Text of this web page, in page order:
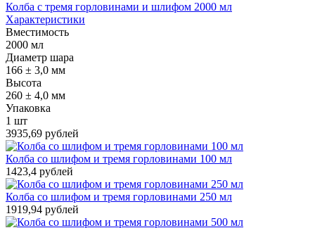
Колба с тремя горловинами и шлифом 2000 мл
Характеристики
Вместимость
2000 мл
Диаметр шара
166 ± 3,0 мм
Высота
260 ± 4,0 мм
Упаковка
1 шт
3935,69 рублей
Колба со шлифом и тремя горловинами 100 мл
1423,4 рублей
Колба со шлифом и тремя горловинами 250 мл
1919,94 рублей